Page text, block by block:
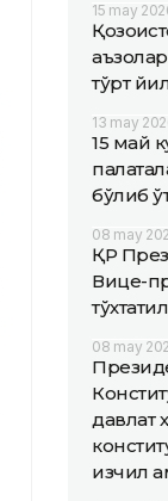
15 may
тўрт
13 may
15 май
бўлиб
08 may
ҚР
Вице-
08 may
давлат
изчил